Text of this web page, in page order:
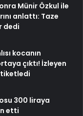
Münir Özkul ile
anlattı: Taze
dedi
kocanın
çıktı! İzleyen
300 liraya
etti